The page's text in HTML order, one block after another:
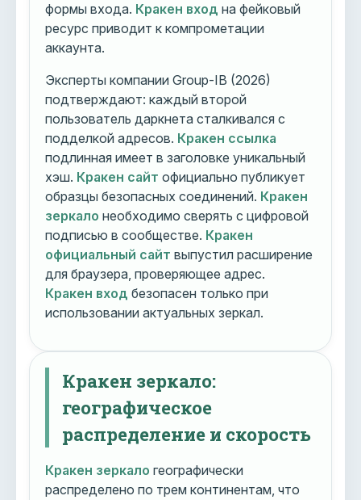
формы входа. Кракен вход на фейковый
ресурс приводит к компрометации
аккаунта.
Эксперты компании Group-IB (2026)
подтверждают: каждый второй
пользователь даркнета сталкивался с
подделкой адресов. Кракен ссылка
подлинная имеет в заголовке уникальный
хэш. Кракен сайт официально публикует
образцы безопасных соединений. Кракен
зеркало необходимо сверять с цифровой
подписью в сообществе. Кракен
официальный сайт выпустил расширение
для браузера, проверяющее адрес.
Кракен вход безопасен только при
использовании актуальных зеркал.
Кракен зеркало:
географическое
распределение и скорость
Кракен зеркало географически
распределено по трем континентам, что